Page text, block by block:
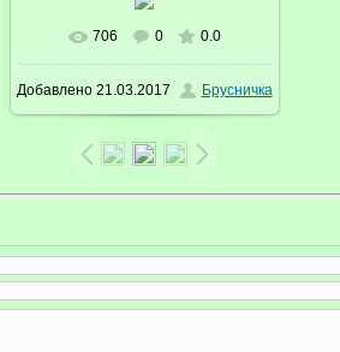
706 0 0.0
Добавлено21.03.2017 Брусничка